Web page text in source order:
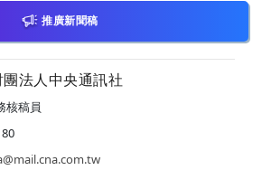
推廣新聞稿
法人中央通訊社
核稿員